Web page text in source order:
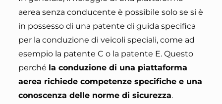
aerea senza conducente è possibile solo se si è
in possesso di una patente di guida specifica
per la conduzione di veicoli speciali, come ad
esempio la patente C o la patente E. Questo
perché la conduzione di una piattaforma
aerea richiede competenze specifiche e una
conoscenza delle norme di sicurezza.